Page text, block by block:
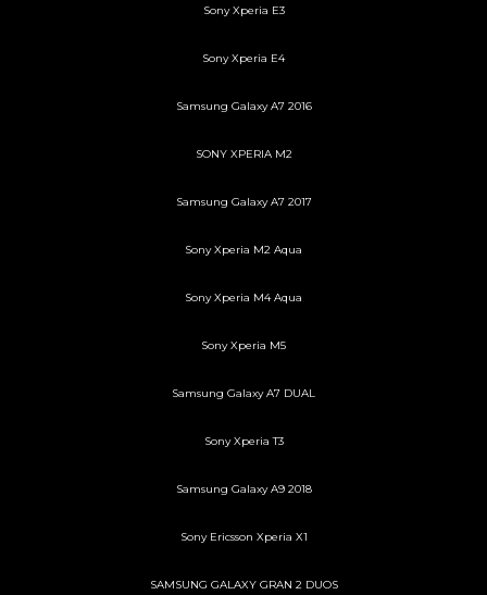
Sony Xperia E3
Sony Xperia E4
Samsung Galaxy A7 2016
SONY XPERIA M2
Samsung Galaxy A7 2017
Sony Xperia M2 Aqua
Sony Xperia M4 Aqua
Sony Xperia M5
Samsung Galaxy A7 DUAL
Sony Xperia T3
Samsung Galaxy A9 2018
Sony Ericsson Xperia X1
SAMSUNG GALAXY GRAN 2 DUOS